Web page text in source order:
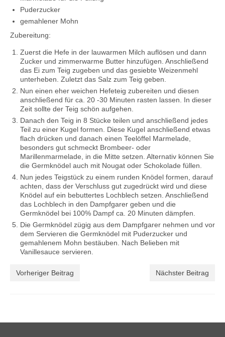
Puderzucker
gemahlener Mohn
Zubereitung:
Zuerst die Hefe in der lauwarmen Milch auflösen und dann
Zucker und zimmerwarme Butter hinzufügen. Anschließend
das Ei zum Teig zugeben und das gesiebte Weizenmehl
unterheben. Zuletzt das Salz zum Teig geben.
Nun einen eher weichen Hefeteig zubereiten und diesen
anschließend für ca. 20 -30 Minuten rasten lassen. In dieser
Zeit sollte der Teig schön aufgehen.
Danach den Teig in 8 Stücke teilen und anschließend jedes
Teil zu einer Kugel formen. Diese Kugel anschließend etwas
flach drücken und danach einen Teelöffel Marmelade,
besonders gut schmeckt Brombeer- oder
Marillenmarmelade, in die Mitte setzen. Alternativ können Sie
die Germknödel auch mit Nougat oder Schokolade füllen.
Nun jedes Teigstück zu einem runden Knödel formen, darauf
achten, dass der Verschluss gut zugedrückt wird und diese
Knödel auf ein bebuttertes Lochblech setzen. Anschließend
das Lochblech in den Dampfgarer geben und die
Germknödel bei 100% Dampf ca. 20 Minuten dämpfen.
Die Germknödel zügig aus dem Dampfgarer nehmen und vor
dem Servieren die Germknödel mit Puderzucker und
gemahlenem Mohn bestäuben. Nach Belieben mit
Vanillesauce servieren.
Vorheriger Beitrag Nächster Beitrag